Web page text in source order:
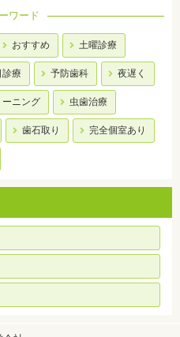
ワード
おすすめ 土曜診療
診療 予防歯科 夜遅く
ーニング 虫歯治療
歯石取り 完全個室あり